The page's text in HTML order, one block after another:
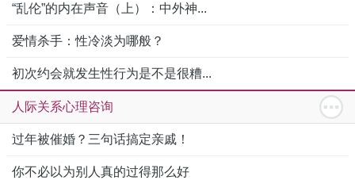
“乱伦”的内在声音（上）：中外神...
爱情杀手：性冷淡为哪般？
初次约会就发生性行为是不是很糟...
人际关系心理咨询
过年被催婚？三句话搞定亲戚！
你不必以为别人真的过得那么好